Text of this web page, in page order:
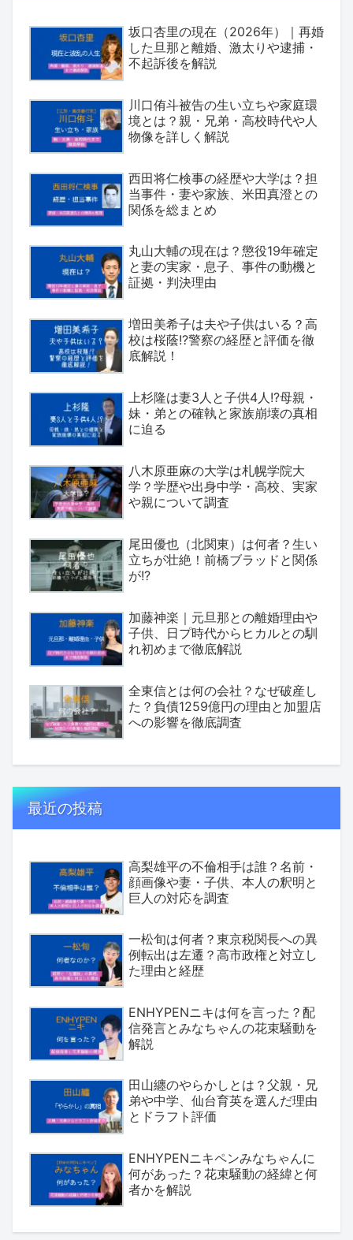
坂口杏里の現在（2026年）｜再婚
した旦那と離婚、激太りや逮捕・
不起訴後を解説
川口侑斗被告の生い立ちや家庭環
境とは？親・兄弟・高校時代や人
物像を詳しく解説
西田将仁検事の経歴や大学は？担
当事件・妻や家族、米田真澄との
関係を総まとめ
丸山大輔の現在は？懲役19年確定
と妻の実家・息子、事件の動機と
証拠・判決理由
増田美希子は夫や子供はいる？高
校は桜蔭!?警察の経歴と評価を徹
底解説！
上杉隆は妻3人と子供4人!?母親・
妹・弟との確執と家族崩壊の真相
に迫る
八木原亜麻の大学は札幌学院大
学？学歴や出身中学・高校、実家
や親について調査
尾田優也（北関東）は何者？生い
立ちが壮絶！前橋ブラッドと関係
が!?
加藤神楽｜元旦那との離婚理由や
子供、日プ時代からヒカルとの馴
れ初めまで徹底解説
全東信とは何の会社？なぜ破産し
た？負債1259億円の理由と加盟店
への影響を徹底調査
最近の投稿
高梨雄平の不倫相手は誰？名前・
顔画像や妻・子供、本人の釈明と
巨人の対応を調査
一松旬は何者？東京税関長への異
例転出は左遷？高市政権と対立し
た理由と経歴
ENHYPENニキは何を言った？配
信発言とみなちゃんの花束騒動を
解説
田山纏のやらかしとは？父親・兄
弟や中学、仙台育英を選んだ理由
とドラフト評価
ENHYPENニキペンみなちゃんに
何があった？花束騒動の経緯と何
者かを解説